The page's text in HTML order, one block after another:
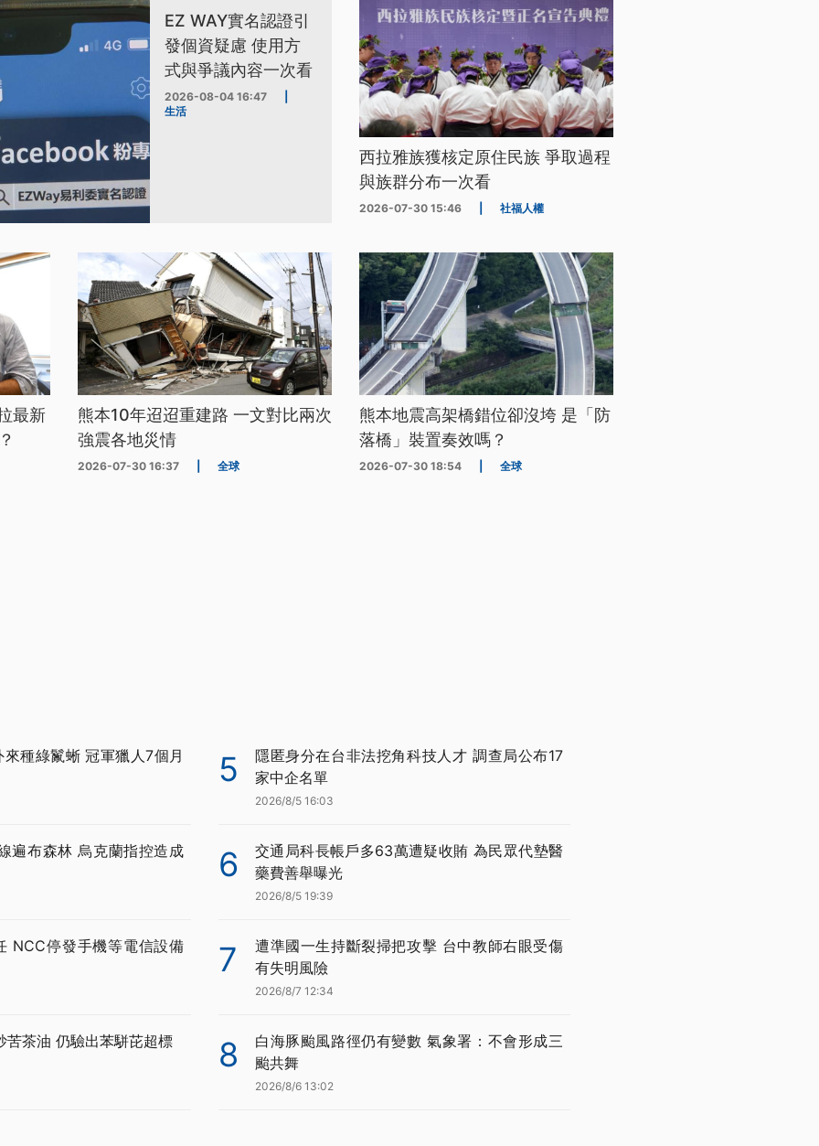
EZ WAY實名認證引
發個資疑慮 使用方
式與爭議內容一次看
2026-08-04 16:47
生活
西拉雅族獲核定原住民族 爭取過程
與族群分布一次看
2026-07-30 15:46 社福人權
最新
熊本10年迢迢重建路 一文對比兩次
強震各地災情
2026-07-30 16:37 全球
熊本地震高架橋錯位卻沒垮 是「防
落橋」裝置奏效嗎？
2026-07-30 18:54 全球
種綠鬣蜥 冠軍獵人7個月
遍布森林 烏克蘭指控造成
NCC停發手機等電信設備
苦茶油 仍驗出苯駢芘超標
5
隱匿身分在台非法挖角科技人才 調查局公布17
家中企名單
2026/8/5 16:03
6
交通局科長帳戶多63萬遭疑收賄 為民眾代墊醫
藥費善舉曝光
2026/8/5 19:39
7
遭準國一生持斷裂掃把攻擊 台中教師右眼受傷
有失明風險
2026/8/7 12:34
8
白海豚颱風路徑仍有變數 氣象署：不會形成三
颱共舞
2026/8/6 13:02